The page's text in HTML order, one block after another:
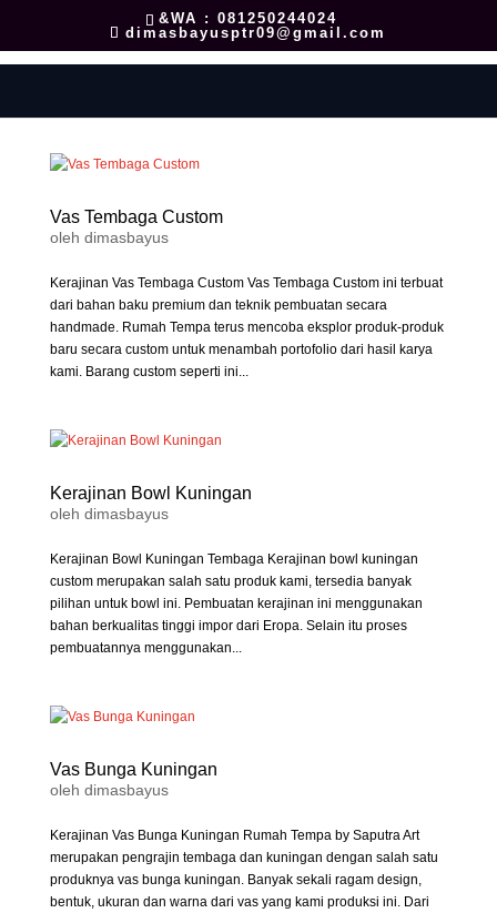
&WA : 081250244024
dimasbayusptr09@gmail.com
Vas Tembaga Custom
oleh dimasbayus
Kerajinan Vas Tembaga Custom Vas Tembaga Custom ini terbuat
dari bahan baku premium dan teknik pembuatan secara
handmade. Rumah Tempa terus mencoba eksplor produk-produk
baru secara custom untuk menambah portofolio dari hasil karya
kami. Barang custom seperti ini...
Kerajinan Bowl Kuningan
oleh dimasbayus
Kerajinan Bowl Kuningan Tembaga Kerajinan bowl kuningan
custom merupakan salah satu produk kami, tersedia banyak
pilihan untuk bowl ini. Pembuatan kerajinan ini menggunakan
bahan berkualitas tinggi impor dari Eropa. Selain itu proses
pembuatannya menggunakan...
Vas Bunga Kuningan
oleh dimasbayus
Kerajinan Vas Bunga Kuningan Rumah Tempa by Saputra Art
merupakan pengrajin tembaga dan kuningan dengan salah satu
produknya vas bunga kuningan. Banyak sekali ragam design,
bentuk, ukuran dan warna dari vas yang kami produksi ini. Dari